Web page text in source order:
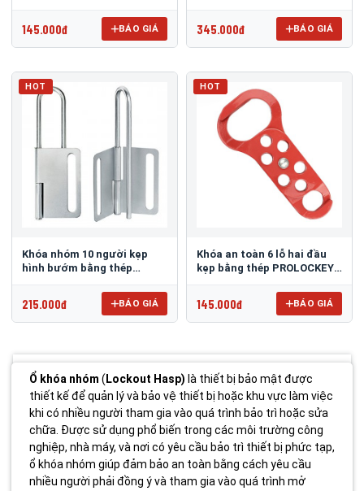
145.000đ BÁO GIÁ 345.000đ BÁO GIÁ
HOT
Khóa nhóm 10 người kẹp
hình bướm bằng thép
215.000đ BÁO GIÁ
HOT
Khóa an toàn 6 lỗ hai đầu
kẹp bằng thép PROLOCKEY
145.000đ BÁO GIÁ
Ổ khóa nhóm ( Lockout Hasp) là thiết bị bảo mật được
thiết kế để quản lý và bảo vệ thiết bị hoặc khu vực làm việc
khi có nhiều người tham gia vào quá trình bảo trì hoặc sửa
chữa. Được sử dụng phổ biến trong các môi trường công
nghiệp, nhà máy, và nơi có yêu cầu bảo trì thiết bị phức tạp,
ổ khóa nhóm giúp đảm bảo an toàn bằng cách yêu cầu
nhiều người phải đồng ý và tham gia vào quá trình mở